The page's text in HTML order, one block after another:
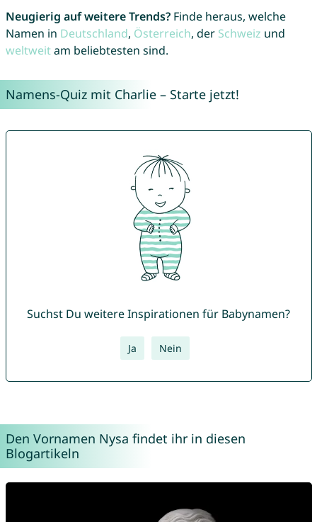
Neugierig auf weitere Trends?Finde heraus, welche
Namen in Deutschland, Österreich, der Schweiz und
weltweitam beliebtesten sind.
Namens-Quiz mit Charlie – Starte jetzt!
Suchst Du weitere Inspirationen für Babynamen?
Ja Nein
Den Vornamen Nysa findet ihr in diesen
Blogartikeln